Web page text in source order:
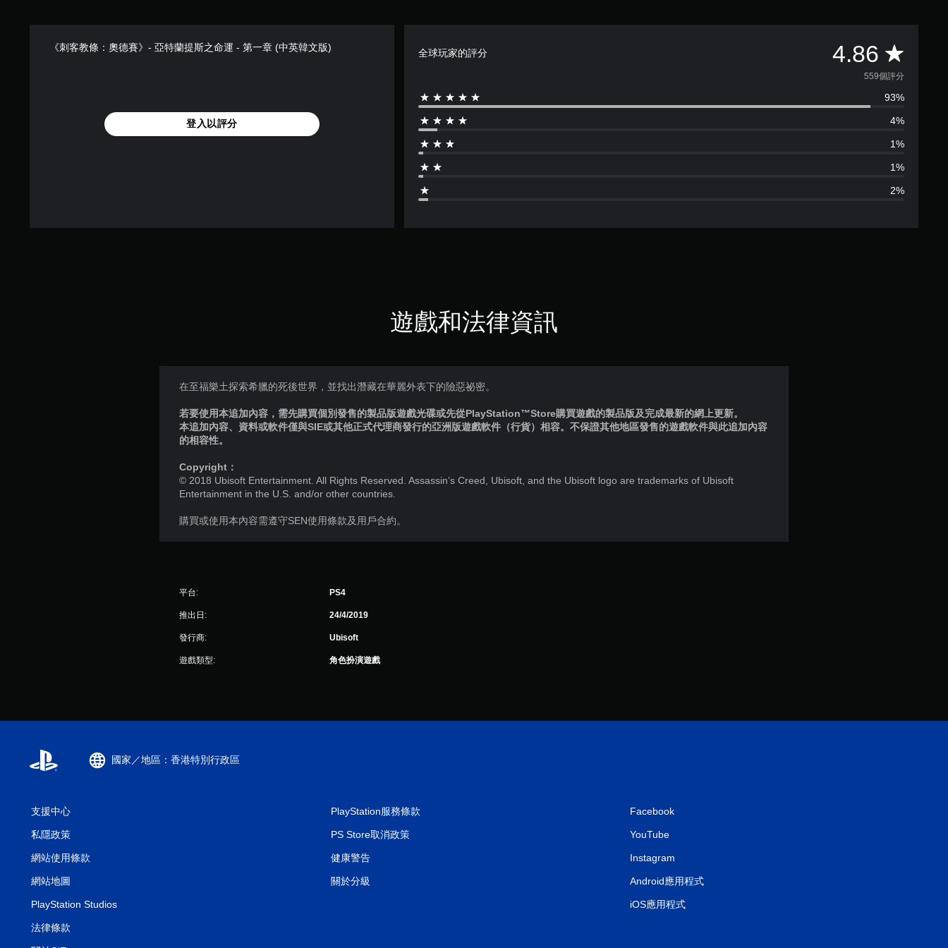
《刺客教條：奧德賽》- 亞特蘭提斯之命運 - 第一章 (中英韓文版)
登入以評分
全球玩家的評分 4.86 平
均
評
分
為
4
.
559個評分
93%
4%
1%
1%
2%
遊戲和法律資訊
在至福樂土探索希臘的死後世界，並找出潛藏在華麗外表下的險惡祕密。
若要使用本追加內容，需先購買個別發售的製品版遊戲光碟或先從PlayStation™Store購買遊戲的製品版及完成最新的網上更新。
本追加內容、資料或軟件僅與SIE或其他正式代理商發行的亞洲版遊戲軟件（行貨）相容。不保證其他地區發售的遊戲軟件與此追加內容
的相容性。
Copyright：
© 2018 Ubisoft Entertainment. All Rights Reserved. Assassin’s Creed, Ubisoft, and the Ubisoft logo are trademarks of Ubisoft
Entertainment in the U.S. and/or other countries.
購買或使用本內容需遵守SEN使用條款及用戶合約。
平台: PS4
推出日: 24/4/2019
發行商: Ubisoft
遊戲類型: 角色扮演遊戲
國家／地區：香港特別行政區
支援中心
私隱政策
網站使用條款
網站地圖
PlayStation Studios
法律條款
PlayStation服務條款
PS Store取消政策
健康警告
關於分級
Facebook
YouTube
Instagram
Android應用程式
iOS應用程式